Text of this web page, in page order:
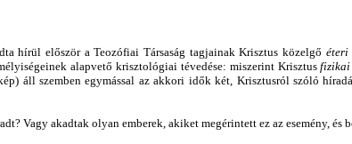
hírül először a Teozófiai Társaság tagjainak Krisztus közelgő éteri
alapvető krisztológiai tévedése: miszerint Krisztusfizikai
áll szemben egymással az akkori idők két, Krisztusról szóló
Vagy akadtak olyan emberek, akiket megérintett ez az esemény, és